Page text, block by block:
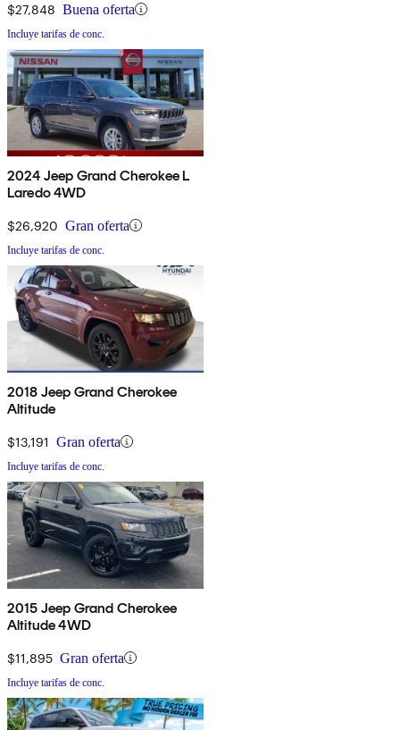
$27,848 Buena oferta
Incluye tarifas de conc.
2024 Jeep Grand Cherokee L
Laredo 4WD
$26,920 Gran oferta
Incluye tarifas de conc.
2018 Jeep Grand Cherokee
Altitude
$13,191 Gran oferta
Incluye tarifas de conc.
2015 Jeep Grand Cherokee
Altitude 4WD
$11,895 Gran oferta
Incluye tarifas de conc.